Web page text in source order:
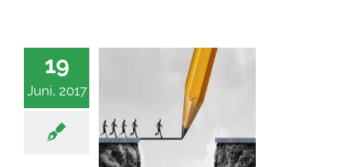
19
Juni, 2017